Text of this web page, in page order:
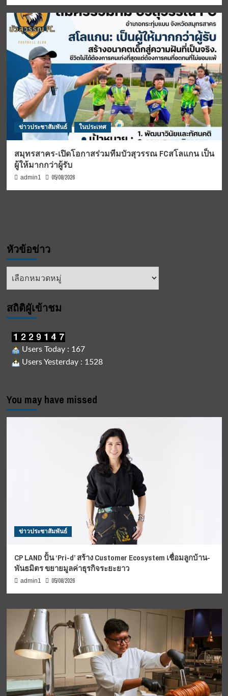
ข่าวประชาสัมพันธ์ ในประเทศ
สมุทรสาคร-เปิดโอกาสร่วมทีมบัวสุวรรณ FCสโลแกน เป็น
ผู้ให้มากกว่าผู้รับ
admin1 05/08/2026
หัวข้อข่าว
หัวข้อ
สถิติผูัเข้าชม
Users Today : 167
Users Yesterday : 1528
You may have missed
ข่าวประชาสัมพันธ์
CP LAND ปั้น ‘Pri-d’ สร้าง Customer Ecosystem เชื่อมลูกบ้าน-
พันธมิตร ขยายมูลค่าธุรกิจระยะยาว
admin1 05/08/2026